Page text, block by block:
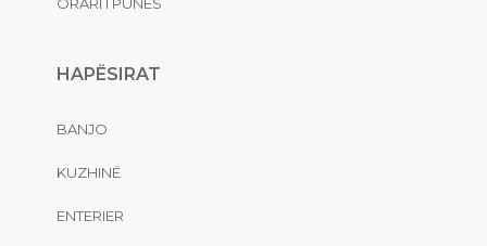
HAPËSIRAT
BANJO
KUZHINË
ENTERIER